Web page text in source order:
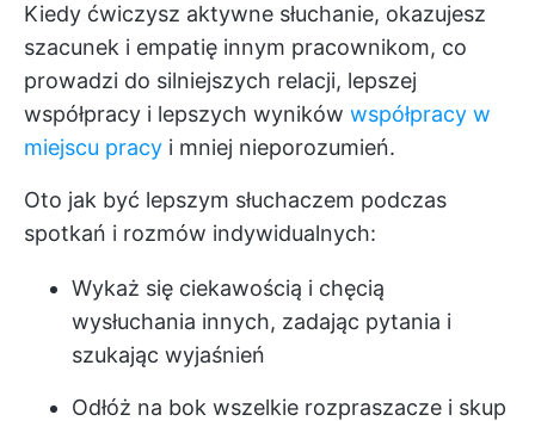
Kiedy ćwiczysz aktywne słuchanie, okazujesz
szacunek i empatię innym pracownikom, co
prowadzi do silniejszych relacji, lepszej
współpracy i lepszych wyników współpracy w
miejscu pracy i mniej nieporozumień.
Oto jak być lepszym słuchaczem podczas
spotkań i rozmów indywidualnych:
Wykaż się ciekawością i chęcią
wysłuchania innych, zadając pytania i
szukając wyjaśnień
Odłóż na bok wszelkie rozpraszacze i skup